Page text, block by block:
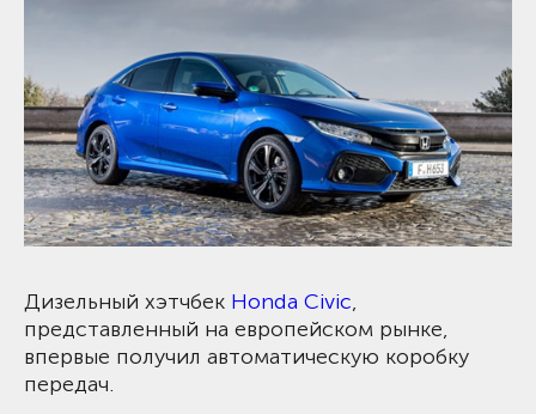
Дизельный хэтчбек Honda Civic,
представленный на европейском рынке,
впервые получил автоматическую коробку
передач.